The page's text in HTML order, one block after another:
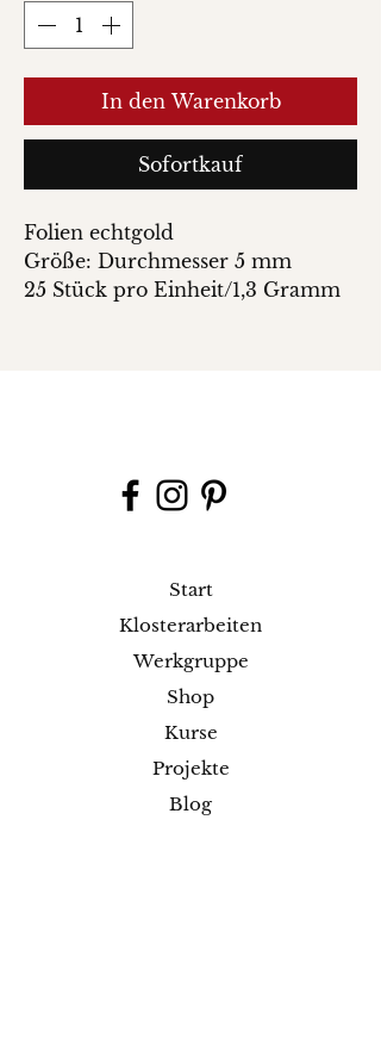
In den Warenkorb
Sofortkauf
Folien echtgold
Größe: Durchmesser 5 mm
25 Stück pro Einheit/1,3 Gramm
Start
Klosterarbeiten
Werkgruppe
Shop
Kurse
Projekte
Blog